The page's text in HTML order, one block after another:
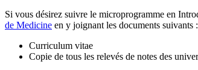
Si vous désirez suivre le microprogramme en
de Medicine en y joignant les documents suivants :
Curriculum vitae
Copie de tous les relevés de notes des